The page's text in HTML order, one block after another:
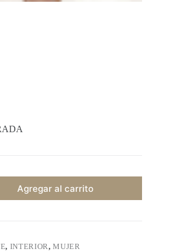
Agregar al carrito
, INTERIOR,MUJER